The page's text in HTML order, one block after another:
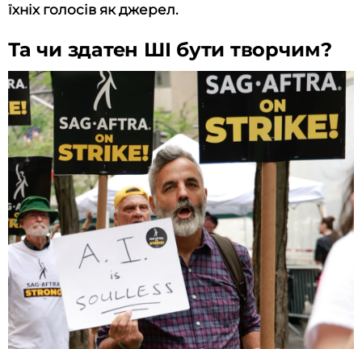
їхніх голосів як джерел.
Та чи здатен ШІ бути творчим?